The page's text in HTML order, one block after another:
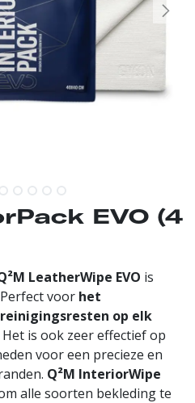
EVO (4
LeatherWipe EVO is
voor het
op elk
Het is ook zeer effectief op
voor een precieze en
Q²M InteriorWipe
alle soorten bekleding te